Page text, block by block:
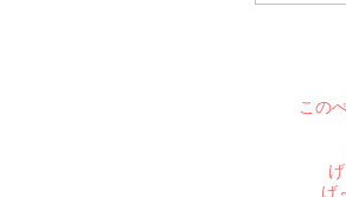
この
げ